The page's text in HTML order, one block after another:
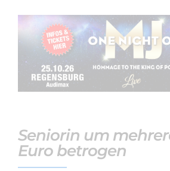
Seniorin um
Euro betrogen